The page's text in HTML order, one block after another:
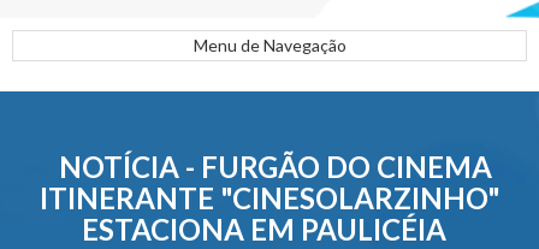
Menu de Navegação
NOTÍCIA - FURGÃO DO CINEMA
ITINERANTE "CINESOLARZINHO"
ESTACIONA EM PAULICÉIA